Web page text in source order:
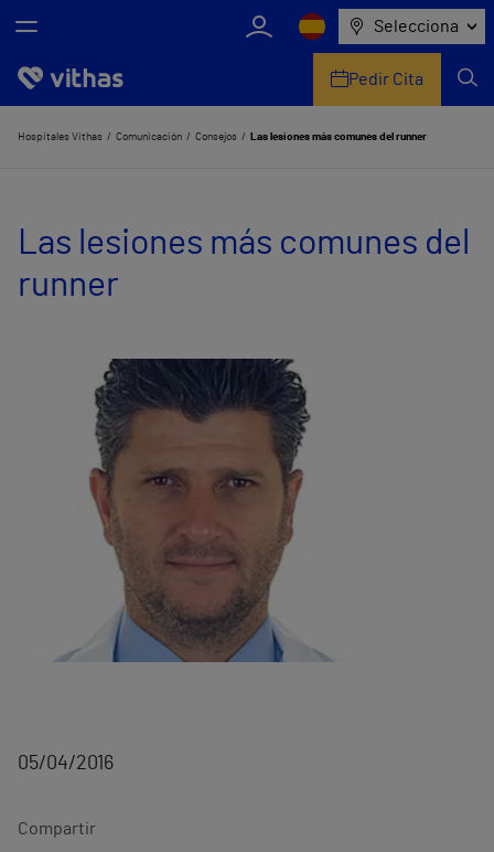
Selecciona
Nosotros
Servicios de salud
Equipo médico y asistencial
Comunicación
Pedir Cita
Hospitales Vithas Comunicación Consejos Las lesiones más comunes del runner
Las lesiones más comunes del
runner
05/04/2016
Compartir